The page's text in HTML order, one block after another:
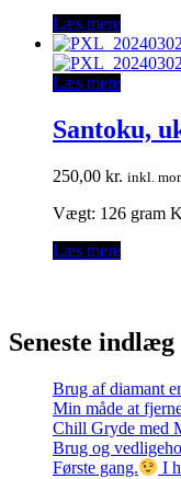
Læs mere
Læs mere
Santoku,
250,00 kr. inkl.
Vægt: 126 gram
Læs mere
Seneste indlæg
Brug af diamant
Min måde at
Chill Gryde med
Brug og
Første gang.
I